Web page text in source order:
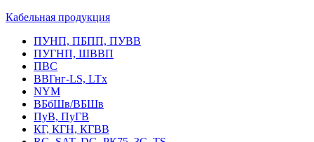
Кабельная продукция
ПУНП, ПБПП, ПУВВ
ПУГНП, ШВВП
ПВС
ВВГнг-LS, LTx
NYM
ВБбШв/ВБШв
ПуВ, ПуГВ
КГ, КГН, КГВВ